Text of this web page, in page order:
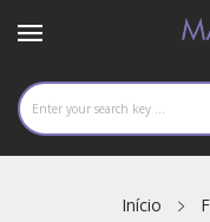
Início